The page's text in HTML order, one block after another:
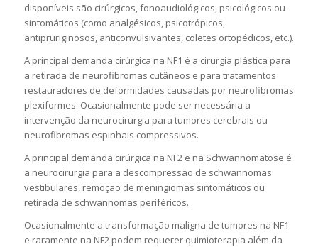
disponíveis são cirúrgicos, fonoaudiológicos, psicológicos ou
sintomáticos (como analgésicos, psicotrópicos,
antipruriginosos, anticonvulsivantes, coletes ortopédicos, etc.).
A principal demanda cirúrgica na NF1 é a cirurgia plástica para
a retirada de neurofibromas cutâneos e para tratamentos
restauradores de deformidades causadas por neurofibromas
plexiformes. Ocasionalmente pode ser necessária a
intervenção da neurocirurgia para tumores cerebrais ou
neurofibromas espinhais compressivos.
A principal demanda cirúrgica na NF2 e na Schwannomatose é
a neurocirurgia para a descompressão de schwannomas
vestibulares, remoção de meningiomas sintomáticos ou
retirada de schwannomas periféricos.
Ocasionalmente a transformação maligna de tumores na NF1
e raramente na NF2 podem requerer quimioterapia além da